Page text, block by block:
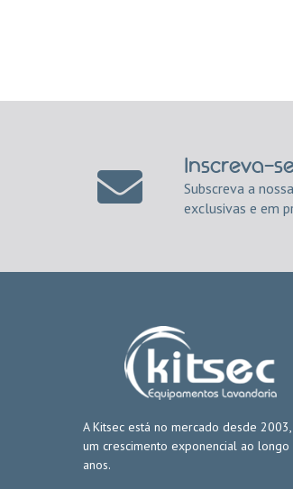
Inscreva-
Subscreva a
exclusivas e em
A Kitsec está no mercado desde
um crescimento exponencial ao longo
anos.